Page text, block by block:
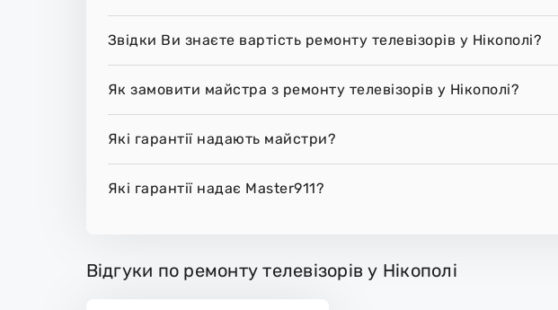
Звідки Ви знаєте вартість ремонту телевізорів у Нікополі?
Як замовити майстра з ремонту телевізорів у Нікополі?
Які гарантії надають майстри?
Які гарантії надає Master911?
Відгуки по ремонту телевізорів у Нікополі